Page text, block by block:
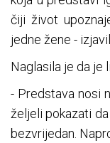
čiji život
jedne žene -
Naglasila je da je
- Predstava nosi
željeli pokazati
bezvrijedan.